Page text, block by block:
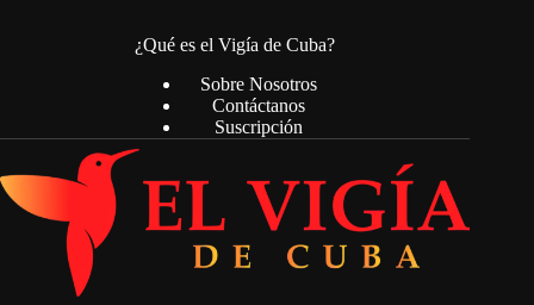
¿Qué es el Vigía de Cuba?
Sobre Nosotros
Contáctanos
Suscripción